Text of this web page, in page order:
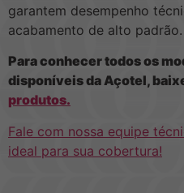
garantem desempenho
acabamento de alto padrão.
Para conhecer todos os
disponíveis da Açotel,
produtos.
Fale com nossa equipe
ideal para sua cobertura!